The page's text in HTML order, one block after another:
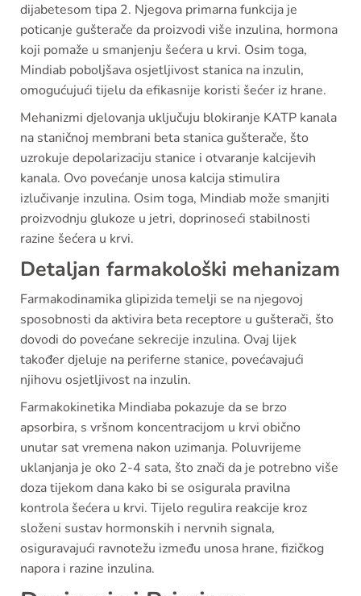
dijabetesom tipa 2. Njegova primarna funkcija je
poticanje gušterače da proizvodi više inzulina, hormona
koji pomaže u smanjenju šećera u krvi. Osim toga,
Mindiab poboljšava osjetljivost stanica na inzulin,
omogućujući tijelu da efikasnije koristi šećer iz hrane.
Mehanizmi djelovanja uključuju blokiranje KATP kanala
na staničnoj membrani beta stanica gušterače, što
uzrokuje depolarizaciju stanice i otvaranje kalcijevih
kanala. Ovo povećanje unosa kalcija stimulira
izlučivanje inzulina. Osim toga, Mindiab može smanjiti
proizvodnju glukoze u jetri, doprinoseći stabilnosti
razine šećera u krvi.
Detaljan farmakološki mehanizam
Farmakodinamika glipizida temelji se na njegovoj
sposobnosti da aktivira beta receptore u gušterači, što
dovodi do povećane sekrecije inzulina. Ovaj lijek
također djeluje na periferne stanice, povećavajući
njihovu osjetljivost na inzulin.
Farmakokinetika Mindiaba pokazuje da se brzo
apsorbira, s vršnom koncentracijom u krvi obično
unutar sat vremena nakon uzimanja. Poluvrijeme
uklanjanja je oko 2-4 sata, što znači da je potrebno više
doza tijekom dana kako bi se osigurala pravilna
kontrola šećera u krvi. Tijelo regulira reakcije kroz
složeni sustav hormonskih i nervnih signala,
osiguravajući ravnotežu između unosa hrane, fizičkog
napora i razine inzulina.